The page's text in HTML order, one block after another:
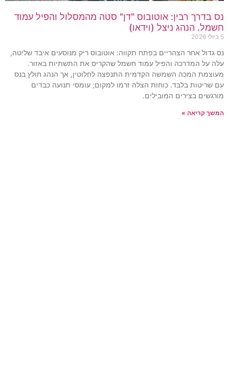
נס בדרך רבין: אוטובוס "דן" סטה מהמסלול והפיל עמוד
חשמל. הנהג ניצל (וידאו)
5 ביולי 2026
נס גדול אחר הצהריים בפתח תקווה: אוטובוס ריק מנוסעים איבד שליטה,
עלה על המדרכה והפיל עמוד חשמל שהקריס את התשתיות באזור.
מעוצמת המכה השמשה הקדמית התנפצה לחלוטין, אך הנהג חולץ בנס
עם שריטות בלבד. כוחות הצלה זרמו למקום; עומסי תנועה כבדים
מורגשים בצירים המובילים.
המשך קריאה »